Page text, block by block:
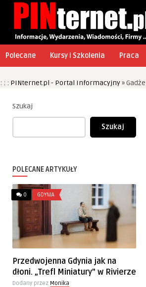
Polecane Kursy i Szkolenia Praca
: : : PINternet.pl - Portal Informacyjny»
Szukaj
Szukaj
POLECANE ARTYKUŁY
0 GDYNIA
Przedwojenna Gdynia jak na
dłoni. „Trefl Miniatury” w Rivierze
Dodany przez Monika